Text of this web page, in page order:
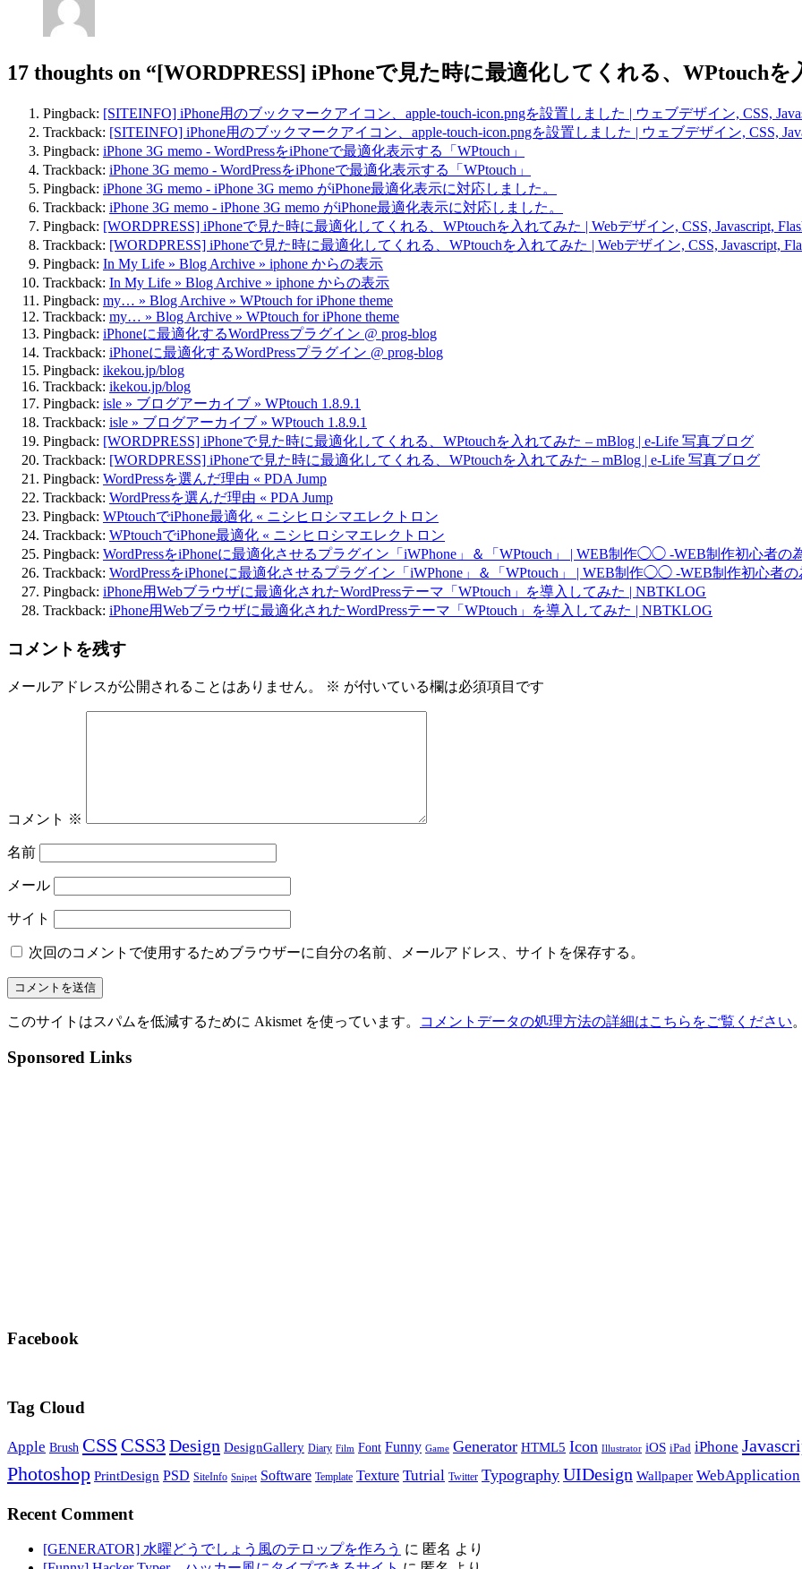
17 thoughts on “[WORDPRESS] iPhoneで見た時に最適化してくれる、WPtouchを
Pingback: [SITEINFO] iPhone用のブックマークアイコン、apple-touch-icon.pngを設置しました | ウェブデザイン, CSS,
Trackback: [SITEINFO] iPhone用のブックマークアイコン、apple-touch-icon.pngを設置しました | ウェブデザイン, CSS,
Pingback: iPhone 3G memo - WordPressをiPhoneで最適化表示する「WPtouch」
Trackback: iPhone 3G memo - WordPressをiPhoneで最適化表示する「WPtouch」
Pingback: iPhone 3G memo - iPhone 3G memo がiPhone最適化表示に対応しました。
Trackback: iPhone 3G memo - iPhone 3G memo がiPhone最適化表示に対応しました。
Pingback: [WORDPRESS] iPhoneで見た時に最適化してくれる、WPtouchを入れてみた | Webデザイン, CSS, Javascript,
Trackback: [WORDPRESS] iPhoneで見た時に最適化してくれる、WPtouchを入れてみた | Webデザイン, CSS, Javascript,
Pingback: In My Life » Blog Archive » iphone からの表示
Trackback: In My Life » Blog Archive » iphone からの表示
Pingback: my… » Blog Archive » WPtouch for iPhone theme
Trackback: my… » Blog Archive » WPtouch for iPhone theme
Pingback: iPhoneに最適化するWordPressプラグイン @ prog-blog
Trackback: iPhoneに最適化するWordPressプラグイン @ prog-blog
Pingback: ikekou.jp/blog
Trackback: ikekou.jp/blog
Pingback: isle » ブログアーカイブ » WPtouch 1.8.9.1
Trackback: isle » ブログアーカイブ » WPtouch 1.8.9.1
Pingback: [WORDPRESS] iPhoneで見た時に最適化してくれる、WPtouchを入れてみた – mBlog | e-Life 写真ブログ
Trackback: [WORDPRESS] iPhoneで見た時に最適化してくれる、WPtouchを入れてみた – mBlog | e-Life 写真ブログ
Pingback: WordPressを選んだ理由 « PDA Jump
Trackback: WordPressを選んだ理由 « PDA Jump
Pingback: WPtouchでiPhone最適化 « ニシヒロシマエレクトロン
Trackback: WPtouchでiPhone最適化 « ニシヒロシマエレクトロン
Pingback: WordPressをiPhoneに最適化させるプラグイン「iWPhone」＆「WPtouch」 | WEB制作◯◯ -WEB制作初心者の
Trackback: WordPressをiPhoneに最適化させるプラグイン「iWPhone」＆「WPtouch」 | WEB制作◯◯ -WEB制作初心者
Pingback: iPhone用Webブラウザに最適化されたWordPressテーマ「WPtouch」を導入してみた | NBTKLOG
Trackback: iPhone用Webブラウザに最適化されたWordPressテーマ「WPtouch」を導入してみた | NBTKLOG
コメントを残す
メールアドレスが公開されることはありません。 ※ が付いている欄は必須項目です
コメント ※
名前
メール
サイト
次回のコメントで使用するためブラウザーに自分の名前、メールアドレス、サイトを保存する。
このサイトはスパムを低減するために Akismet を使っています。 コメントデータの処理方法の詳細はこちらをご覧ください
Sponsored Links
Facebook
Tag Cloud
Apple Brush CSS CSS3 Design DesignGallery Diary Film Font Funny Game Generator HTML5 Icon Illustrator iOS iPad iPhone
Photoshop PrintDesign PSD SiteInfo Snipet Software Template Texture Tutrial Twitter Typography UIDesign Wallpaper WebApplication
Recent Comment
[GENERATOR] 水曜どうでしょう風のテロップを作ろう に 匿名 より